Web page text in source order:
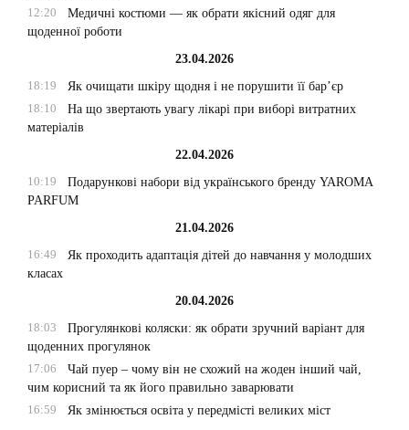
12:20
Медичні костюми — як обрати якісний одяг для
щоденної роботи
23.04.2026
18:19
Як очищати шкіру щодня і не порушити її бар’єр
18:10
На що звертають увагу лікарі при виборі витратних
матеріалів
22.04.2026
10:19
Подарункові набори від українського бренду YAROMA
PARFUM
21.04.2026
16:49
Як проходить адаптація дітей до навчання у молодших
класах
20.04.2026
18:03
Прогулянкові коляски: як обрати зручний варіант для
щоденних прогулянок
17:06
Чай пуер – чому він не схожий на жоден інший чай,
чим корисний та як його правильно заварювати
16:59
Як змінюється освіта у передмісті великих міст